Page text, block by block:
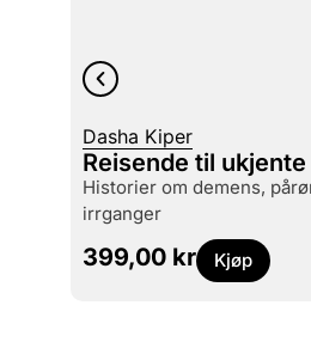
Dasha Kiper
Reisende til
historier om demens, pårørende og sinnets
irrganger
399,00 kr Kjøp